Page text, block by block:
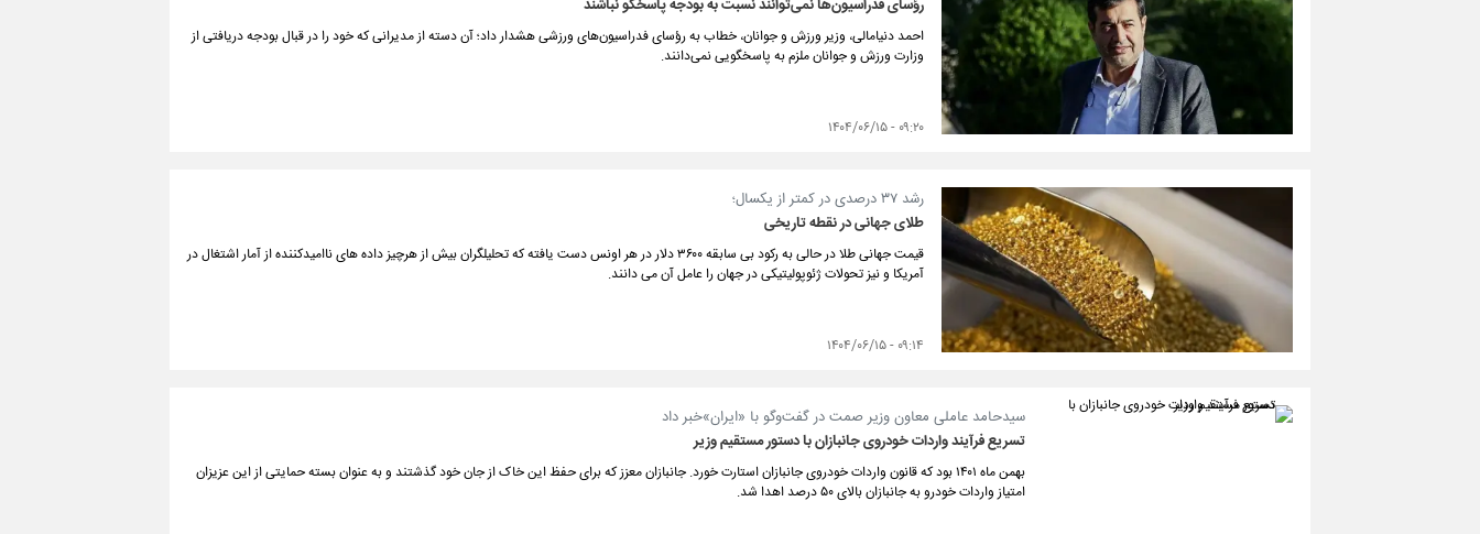
رؤسای فدراسیون‌ها نمی‌توانند نسبت به بودجه پاسخگو نباشند
احمد دنیا‌مالی، وزیر ورزش و جوانان، خطاب به رؤسای فدراسیون‌های ورزشی هشدار داد؛ آن دسته از مدیرانی که خود را در قبال بودجه دریافتی از
وزارت ورزش و جوانان ملزم به پاسخگویی نمی‌دانند.
۰۹:۲۰ - ۱۴۰۴/۰۶/۱۵
رشد ۳۷ درصدی در کمتر از یکسال؛
طلای جهانی در نقطه تاریخی
قیمت جهانی طلا در حالی به رکود بی سابقه ۳۶۰۰ دلار در هر اونس دست یافته که تحلیلگران بیش از هرچیز داده های ناامیدکننده از آمار اشتغال در
آمریکا و نیز تحولات ژئوپولیتیکی در جهان را عامل آن می دانند.
۰۹:۱۴ - ۱۴۰۴/۰۶/۱۵
سیدحامد عاملی معاون وزیر صمت در گفت‌و‌گو با «ایران»خبر داد
تسریع فرآیند واردات خودروی جانبازان با دستور مستقیم وزیر
بهمن ماه ۱۴۰۱ بود که قانون واردات خودروی جانبازان استارت خورد. جانبازان معزز که برای حفظ این خاک از جان خود گذشتند و به عنوان بسته حمایتی از این عزیزان
امتیاز واردات خودرو به جانبازان بالای ۵۰ درصد اهدا شد.